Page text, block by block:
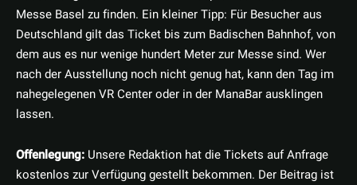
Messe Basel zu finden. Ein kleiner Tipp: Für Besucher aus
Deutschland gilt das Ticket bis zum Badischen Bahnhof, von
dem aus es nur wenige hundert Meter zur Messe sind. Wer
nach der Ausstellung noch nicht genug hat, kann den Tag im
nahegelegenen VR Center oder in der ManaBar ausklingen
lassen.
Offenlegung: Unsere Redaktion hat die Tickets auf Anfrage
kostenlos zur Verfügung gestellt bekommen. Der Beitrag ist